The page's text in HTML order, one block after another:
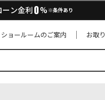
ーン金利0% ※条件あり
ショールームのご案内 お取